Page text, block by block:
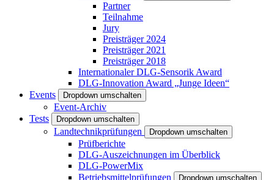
Partner
Teilnahme
Jury
Preisträger 2024
Preisträger 2021
Preisträger 2018
Internationaler DLG-Sensorik Award
DLG-Innovation Award „Junge Ideen“
Events
Dropdown umschalten
Event-Archiv
Tests
Dropdown umschalten
Landtechnikprüfungen Dropdown umschalten
Prüfberichte
DLG-Auszeichnungen im Überblick
DLG-PowerMix
Betriebsmittelprüfungen
Dropdown umschalten